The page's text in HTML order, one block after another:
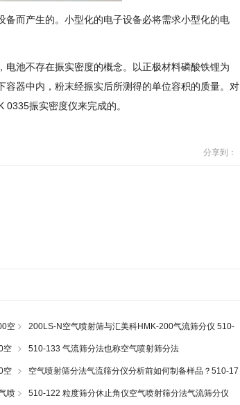
而产生的。小型化的电子设备必将需求小型化的电
池不存在振实密度的概念。以正极材料磷酸铁锂为
器中内，粉末经振实后所测得的单位容积的质量。对
振实密度仪来完成的。
分享到：
空
200LS-N空气喷射筛与汇美科HMK-200气流筛分仪 510-
空
510-133 气流筛分法也称空气喷射筛分法
空
空气喷射筛分法气流筛分仪分析前如何制备样品？510-17
喷
510-122 粒度筛分休止角仪空气喷射筛分法气流筛分仪